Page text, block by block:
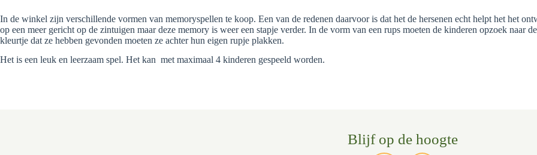
In de winkel zijn verschillende vormen van memoryspellen te koop. Een van de redenen daarvoor is dat het de hersenen echt helpt het het
op een meer gericht op de zintuigen maar deze memory is weer een stapje verder. In de vorm van een rups moeten de kinderen opzoek naar
kleurtje dat ze hebben gevonden moeten ze achter hun eigen rupje plakken.
Het is een leuk en leerzaam spel. Het kan met maximaal 4 kinderen gespeeld worden.
Blijf op de hoogte